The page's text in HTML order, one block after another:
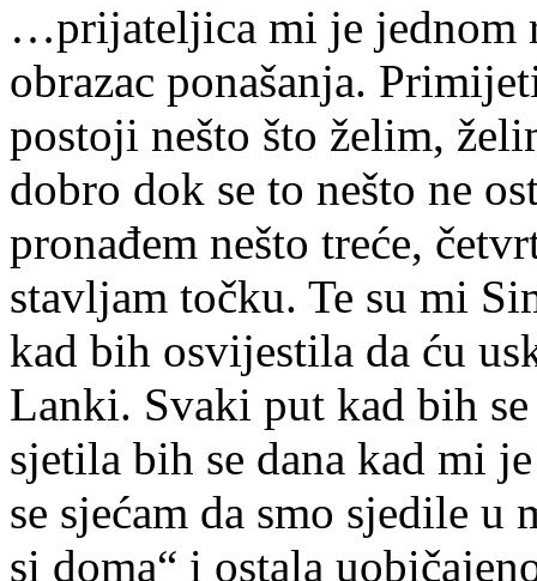
…prijateljica mi je jednom
obrazac ponašanja.
postoji nešto što želim,
dobro dok se to nešto ne
pronađem nešto treće,
stavljam točku. Te su mi
kad bih osvijestila da ću
Lanki. Svaki put kad bih
sjetila bih se dana kad mi
se sjećam da smo sjedile
si doma“ i ostala